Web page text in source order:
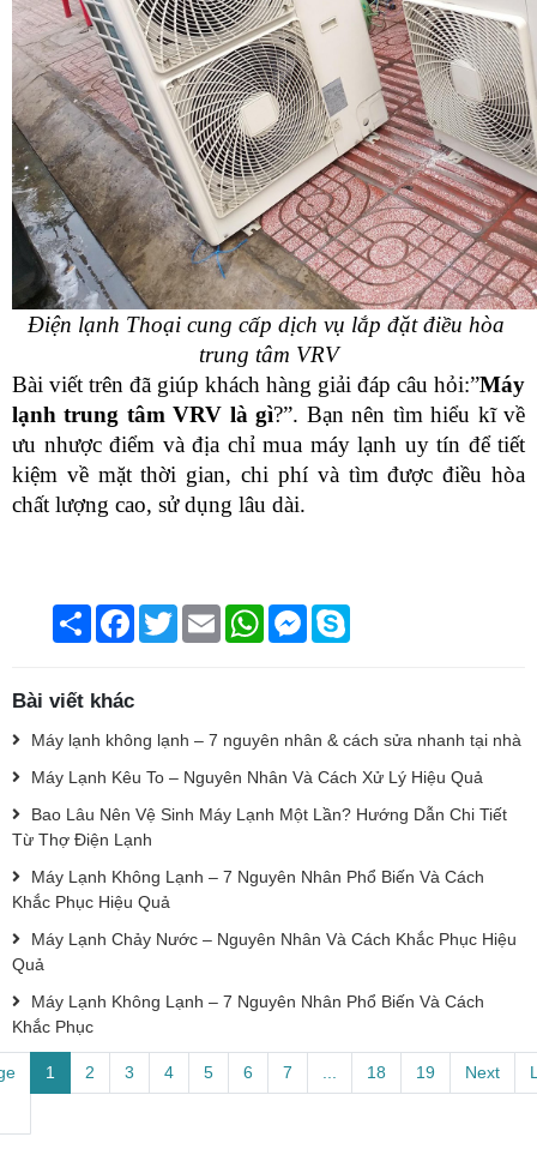
Điện lạnh Thoại cung cấp dịch vụ lắp đặt điều hòa
trung tâm VRV
Bài viết trên đã giúp khách hàng giải đáp câu hỏi:”Máy
lạnh trung tâm VRV là gì?”. Bạn nên tìm hiểu kĩ về
ưu nhược điểm và địa chỉ mua máy lạnh uy tín để tiết
kiệm về mặt thời gian, chi phí và tìm được điều hòa
chất lượng cao, sử dụng lâu dài.
Chia
sẻ
Facebook
TwitterEmail WhatsAppMessenger
Bài viết khác
Máy lạnh không lạnh – 7 nguyên nhân & cách sửa nhanh tại nhà
Máy Lạnh Kêu To – Nguyên Nhân Và Cách Xử Lý Hiệu Quả
Bao Lâu Nên Vệ Sinh Máy Lạnh Một Lần? Hướng Dẫn Chi Tiết
Từ Thợ Điện Lạnh
Máy Lạnh Không Lạnh – 7 Nguyên Nhân Phổ Biến Và Cách
Khắc Phục Hiệu Quả
Máy Lạnh Chảy Nước – Nguyên Nhân Và Cách Khắc Phục Hiệu
Quả
Máy Lạnh Không Lạnh – 7 Nguyên Nhân Phổ Biến Và Cách
Khắc Phục
1 2 3 4 5 6 7 18 19 Next